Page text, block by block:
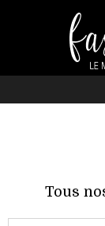
Tous